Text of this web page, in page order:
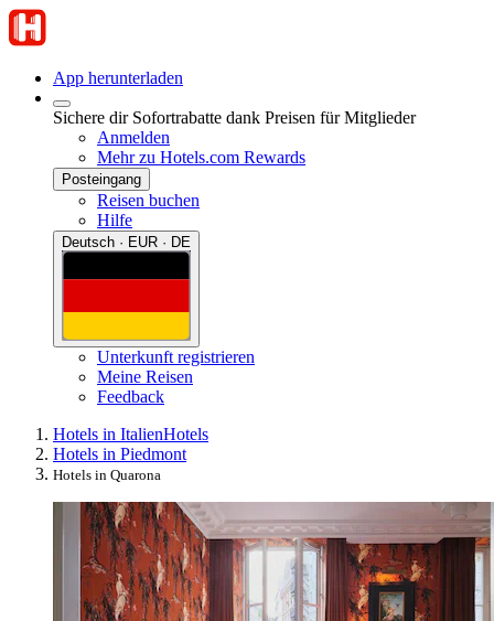
App herunterladen
Sichere dir Sofortrabatte dank Preisen für Mitglieder
Anmelden
Mehr zu Hotels.com Rewards
Posteingang
Reisen buchen
Hilfe
Deutsch · EUR · DE
Unterkunft registrieren
Meine Reisen
Feedback
Hotels in ItalienHotels
Hotels in Piedmont
Hotels in Quarona